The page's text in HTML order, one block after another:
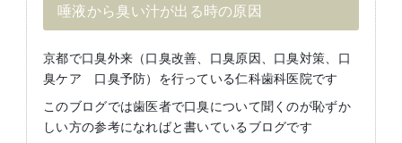
唾液から臭い汁が出る時の原因
京都で口臭外来（口臭改善、口臭原因、口臭対策、口
臭ケア 口臭予防）を行っている仁科歯科医院です
このブログでは歯医者で口臭について聞くのが恥ずか
しい方の参考になればと書いているブログです